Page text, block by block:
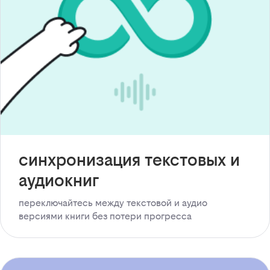
синхронизация текстовых и
аудиокниг
переключайтесь между текстовой и аудио
версиями книги без потери прогресса